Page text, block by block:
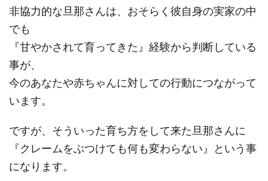
非協力的な旦那さんは、おそらく彼自身の実家の中
でも
『甘やかされて育ってきた』経験から判断している
事が、
今のあなたや赤ちゃんに対しての行動につながって
います。
ですが、そういった育ち方をして来た旦那さんに
『クレームをぶつけても何も変わらない』という事
になります。